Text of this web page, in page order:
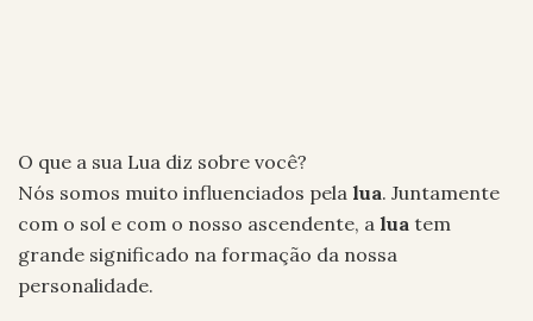
O que a sua Lua diz sobre você?
Nós somos muito influenciados pela lua. Juntamente
com o sol e com o nosso ascendente, a lua tem
grande significado na formação da nossa
personalidade.